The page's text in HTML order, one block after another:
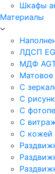
Шкафы
Материалы
ЛДСП
МДФ
Матовое
С
С
С
С
С кожей